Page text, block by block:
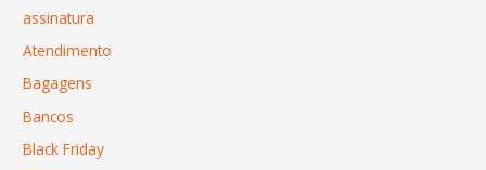
assinatura
Atendimento
Bagagens
Bancos
Black Friday